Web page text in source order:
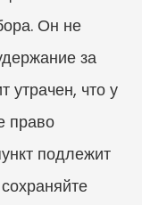
Он не
за
утрачен, что у
право
подлежит